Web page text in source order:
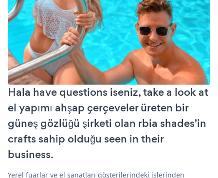
Hala have questions iseniz, take a look at
el yapımı ahşap çerçeveler üreten bir
güneş gözlüğü şirketi olan rbia shades'in
crafts sahip olduğu seen in their
business.
Yerel fuarlar ve el sanatları gösterilerindeki işlerinden